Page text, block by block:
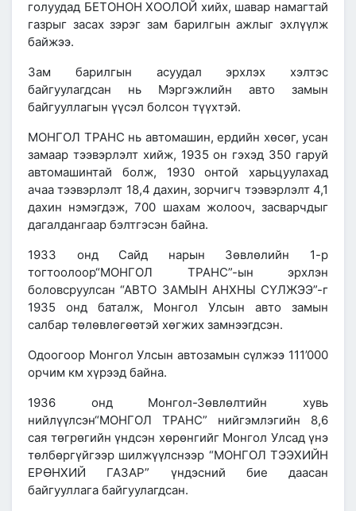
голуудад БЕТОНОН ХООЛОЙ хийх, шавар намагтай
газрыг засах зэрэг зам барилгын ажлыг эхлүүлж
байжээ.
Зам барилгын асуудал эрхлэх хэлтэс
байгуулагдсан нь Мэргэжлийн авто замын
байгууллагын үүсэл болсон түүхтэй.
МОНГОЛ ТРАНС нь автомашин, ердийн хөсөг, усан
замаар тээвэрлэлт хийж, 1935 он гэхэд 350 гаруй
автомашинтай болж, 1930 онтой харьцуулахад
ачаа тээвэрлэлт 18,4 дахин,зорчигч тээвэрлэлт 4,1
дахин нэмэгдэж, 700 шахам жолооч, засварчдыг
дагалдангаар бэлтгэсэн байна.
1933 ондСайд нарын Зөвлөлийн 1-р
тогтоолоор“МОНГОЛ ТРАНС”-ын эрхлэн
боловсруулсан“АВТО ЗАМЫН АНХНЫ СҮЛЖЭЭ”-г
1935 онд баталж, Монгол Улсын авто замын
салбар төлөвлөгөөтэй хөгжих замнээгдсэн.
Одоогоор Монгол Улсын автозамын сүлжээ 111’000
орчим км хүрээд байна.
1936 ондМонгол-Зөвлөлтийн хувь
нийлүүлсэн“МОНГОЛ ТРАНС” нийгэмлэгийн 8,6
сая төгрөгийн үндсэн хөрөнгийг Монгол Улсад үнэ
төлбөргүйгээр шилжүүлснээр “МОНГОЛ ТЭЭХИЙН
ЕРӨНХИЙ ГАЗАР” үндэсний бие даасан
байгууллага байгуулагдсан.